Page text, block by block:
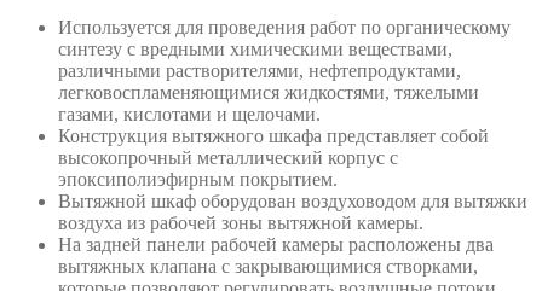
Используется для проведения работ по органическому
синтезу с вредными химическими веществами,
различными растворителями, нефтепродуктами,
легковоспламеняющимися жидкостями, тяжелыми
газами, кислотами и щелочами.
Конструкция вытяжного шкафа представляет собой
высокопрочный металлический корпус с
эпоксиполиэфирным покрытием.
Вытяжной шкаф оборудован воздуховодом для вытяжки
воздуха из рабочей зоны вытяжной камеры.
На задней панели рабочей камеры расположены два
вытяжных клапана с закрывающимися створками,